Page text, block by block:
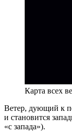
Карта всех
Ветер, дующий к
и становится
«с запада»).